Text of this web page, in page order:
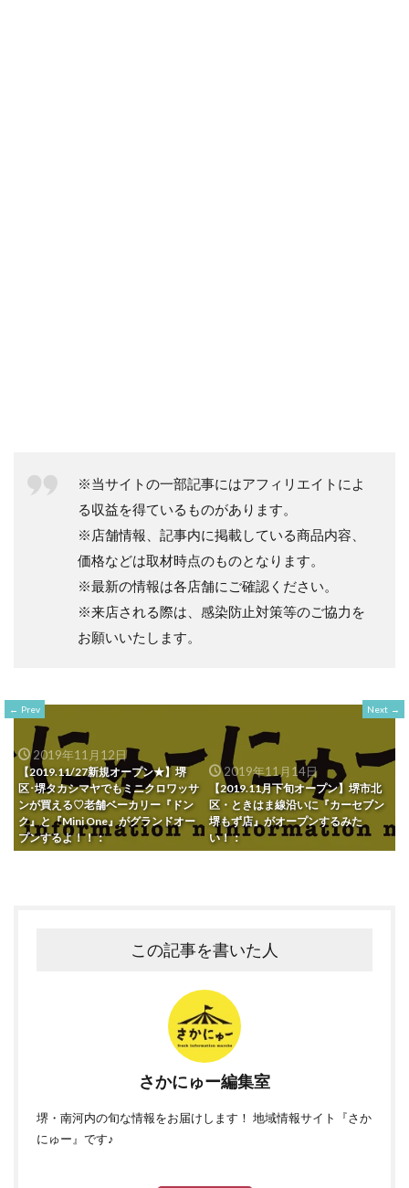
※当サイトの一部記事にはアフィリエイトによ
る収益を得ているものがあります。
※店舗情報、記事内に掲載している商品内容、
価格などは取材時点のものとなります。
※最新の情報は各店舗にご確認ください。
※来店される際は、感染防止対策等のご協力を
お願いいたします。
Prev
2019年11月12日
【2019.11/27新規オープン★】堺
区･堺タカシマヤでもミニクロワッサ
ンが買える♡老舗ベーカリー『ドン
ク』と『Mini One』がグランドオー
プンするよ！！：
Next
2019年11月14日
【2019.11月下旬オープン】堺市北
区・ときはま線沿いに『カーセブン
堺もず店』がオープンするみた
い！：
この記事を書いた人
さかにゅー編集室
堺・南河内の旬な情報をお届けします！ 地域情報サイト『さか
にゅー』です♪